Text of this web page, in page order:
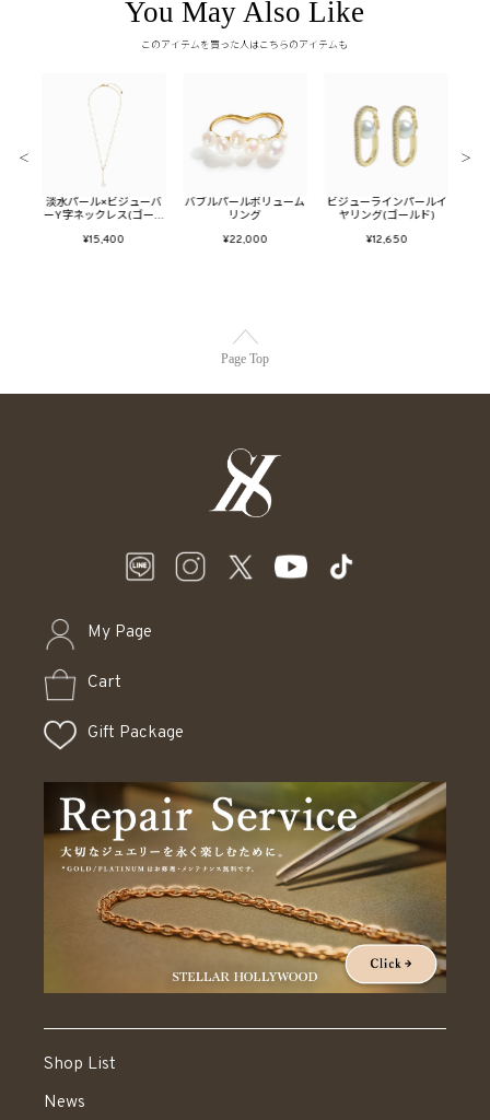
You May Also Like
このアイテムを買った人はこちらのアイテムも
淡水パール×ビジューバ
ーY字ネックレス(ゴール
¥15,400
バブルパールボリューム
リング
¥22,000
ビジューラインパールイ
ヤリング(ゴールド)
¥12,650
＜ ＞
Page Top
My Page
Cart
Gift Package
Shop List
News